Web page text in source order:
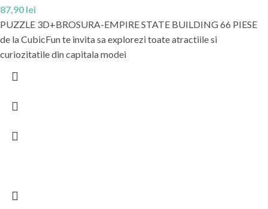
87,90 lei
PUZZLE 3D+BROSURA-EMPIRE STATE BUILDING 66 PIESE
de la CubicFun te invita sa explorezi toate atractiile si
curiozitatile din capitala modei